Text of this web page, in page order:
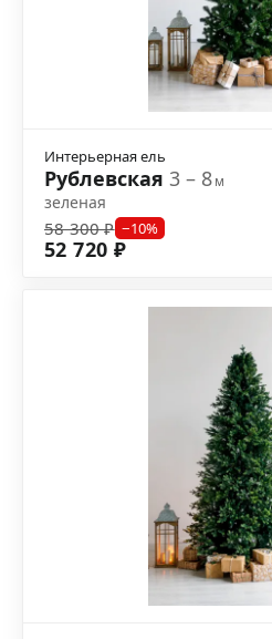
Интерьерная ель
Рублевская 3 – 8м
зеленая
58 300 ₽ −10%
52 720 ₽